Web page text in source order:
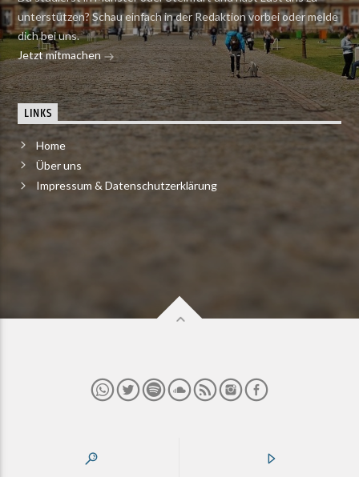
unterstützen? Schau einfach in der Redaktion vorbei oder melde
dich bei uns.
Jetzt mitmachen
LINKS
Home
Über uns
Impressum & Datenschutzerklärung